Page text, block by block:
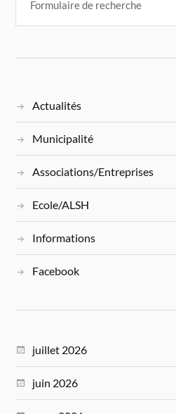
Actualités
Municipalité
Associations/Entreprises
Ecole/ALSH
Informations
Facebook
juillet 2026
juin 2026